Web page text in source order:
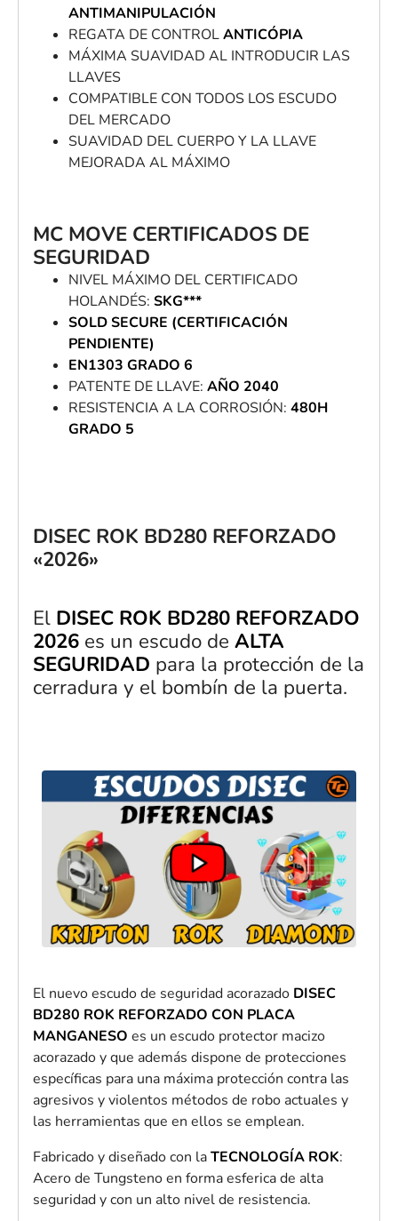
ANTIMANIPULACIÓN
REGATA DE CONTROLANTICÓPIA
MÁXIMA SUAVIDAD AL INTRODUCIR LAS
LLAVES
COMPATIBLE CON TODOS LOS ESCUDO
DEL MERCADO
SUAVIDAD DEL CUERPO Y LA LLAVE
MEJORADA AL MÁXIMO
MC MOVE CERTIFICADOS DE
SEGURIDAD
NIVEL MÁXIMO DEL CERTIFICADO
HOLANDÉS: SKG***
SOLD SECURE (CERTIFICACIÓN
PENDIENTE)
EN1303 GRADO 6
PATENTE DE LLAVE: AÑO 2040
RESISTENCIA A LA CORROSIÓN: 480H
GRADO 5
DISEC ROK BD280 REFORZADO
«2026»
El DISEC ROK BD280 REFORZADO
2026 es un escudo de ALTA
SEGURIDAD para la protección de la
cerradura y el bombín de la puerta.
El nuevo escudo de seguridad acorazado DISEC
BD280 ROK REFORZADO CON PLACA
MANGANESO es un escudo protector macizo
acorazado y que además dispone de protecciones
específicas para una máxima protección contra las
agresivos y violentos métodos de robo actuales y
las herramientas que en ellos se emplean.
Fabricado y diseñado con laTECNOLOGÍA ROK:
Acero de Tungsteno en forma esferica de alta
seguridad y con un alto nivel de resistencia.